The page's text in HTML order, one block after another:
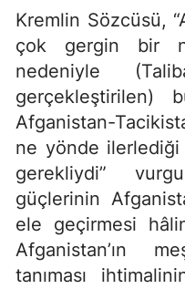
Kremlin Sözcüsü,
çok gergin bir
nedeniyle
gerçekleştirilen)
Afganistan-
ne yönde ilerlediği
gerekliydi”
güçlerinin
ele geçirmesi
Afganistan’ın
tanıması